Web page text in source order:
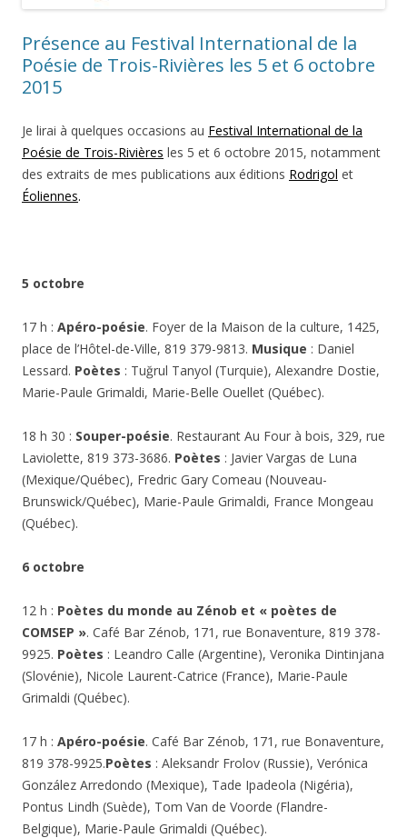
Présence au Festival International de la
Poésie de Trois-Rivières les 5 et 6 octobre
2015
Je lirai à quelques occasions au Festival International de la
Poésie de Trois-Rivières les 5 et 6 octobre 2015, notamment
des extraits de mes publications aux éditions Rodrigol et
Éoliennes.
5 octobre
17 h : Apéro-poésie. Foyer de la Maison de la culture, 1425,
place de l’Hôtel-de-Ville, 819 379-9813. Musique : Daniel
Lessard. Poètes : Tuğrul Tanyol (Turquie), Alexandre Dostie,
Marie-Paule Grimaldi, Marie-Belle Ouellet (Québec).
18 h 30 : Souper-poésie. Restaurant Au Four à bois, 329, rue
Laviolette, 819 373-3686. Poètes : Javier Vargas de Luna
(Mexique/Québec), Fredric Gary Comeau (Nouveau-
Brunswick/Québec), Marie-Paule Grimaldi, France Mongeau
(Québec).
6 octobre
12 h : Poètes du monde au Zénob et « poètes de
COMSEP ». Café Bar Zénob, 171, rue Bonaventure, 819 378-
9925. Poètes : Leandro Calle (Argentine), Veronika Dintinjana
(Slovénie), Nicole Laurent-Catrice (France), Marie-Paule
Grimaldi (Québec).
17 h : Apéro-poésie. Café Bar Zénob, 171, rue Bonaventure,
819 378-9925.Poètes : Aleksandr Frolov (Russie), Verónica
González Arredondo (Mexique), Tade Ipadeola (Nigéria),
Pontus Lindh (Suède), Tom Van de Voorde (Flandre-
Belgique), Marie-Paule Grimaldi (Québec).